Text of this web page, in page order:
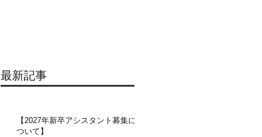
最新記事
【2027年新卒アシスタント募集に
ついて】​​